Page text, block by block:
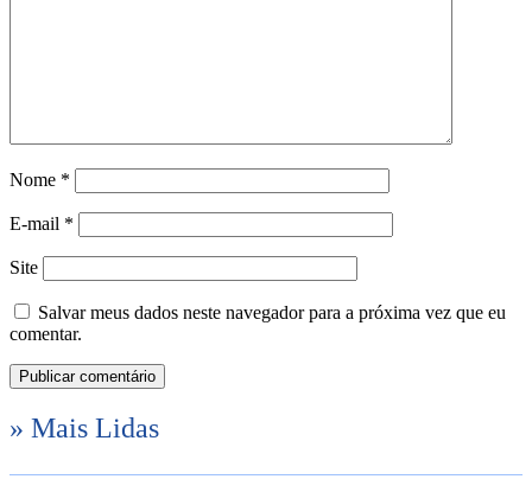
Nome *
E-mail *
Site
Salvar meus dados neste navegador para a próxima vez que eu
comentar.
» Mais Lidas